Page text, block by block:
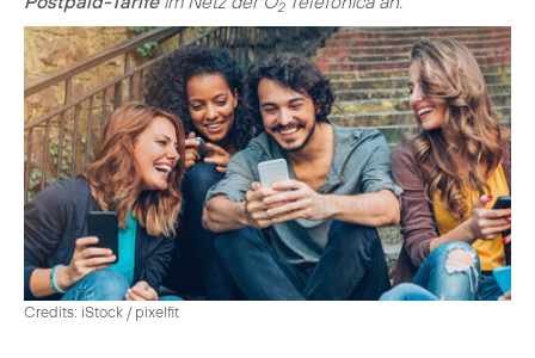
2
Credits: iStock / pixelfit